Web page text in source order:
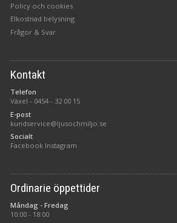
Policy och cookies
Elkostnad belysning
Frågor & Svar
Kontakt
Telefon
Växel - 0454 - 32 00 15
E-post
kundservice@ljusochmiljo.se
Socialt
Facebook Instagram
Ordinarie öppettider
Måndag - Fredag
10:00 - 18:00